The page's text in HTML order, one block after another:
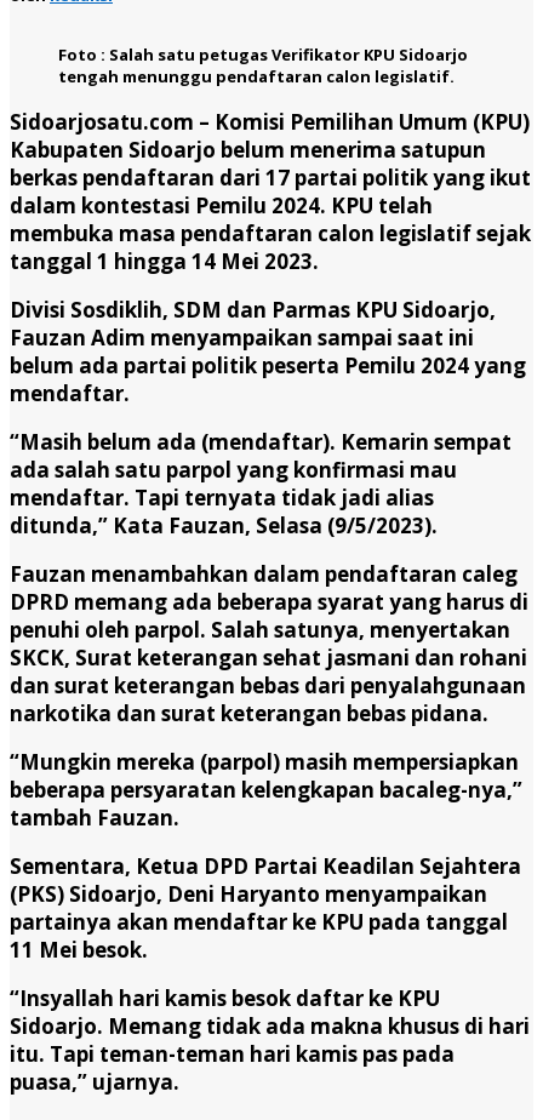
Foto : Salah satu petugas Verifikator KPU Sidoarjo
tengah menunggu pendaftaran calon legislatif.
Sidoarjosatu.com – Komisi Pemilihan Umum (KPU)
Kabupaten Sidoarjo belum menerima satupun
berkas pendaftaran dari 17 partai politik yang ikut
dalam kontestasi Pemilu 2024. KPU telah
membuka masa pendaftaran calon legislatif sejak
tanggal 1 hingga 14 Mei 2023.
Divisi Sosdiklih, SDM dan Parmas KPU Sidoarjo,
Fauzan Adim menyampaikan sampai saat ini
belum ada partai politik peserta Pemilu 2024 yang
mendaftar.
“Masih belum ada (mendaftar). Kemarin sempat
ada salah satu parpol yang konfirmasi mau
mendaftar. Tapi ternyata tidak jadi alias
ditunda,” Kata Fauzan, Selasa (9/5/2023).
Fauzan menambahkan dalam pendaftaran caleg
DPRD memang ada beberapa syarat yang harus di
penuhi oleh parpol. Salah satunya, menyertakan
SKCK, Surat keterangan sehat jasmani dan rohani
dan surat keterangan bebas dari penyalahgunaan
narkotika dan surat keterangan bebas pidana.
“Mungkin mereka (parpol) masih mempersiapkan
beberapa persyaratan kelengkapan bacaleg-nya,”
tambah Fauzan.
Sementara, Ketua DPD Partai Keadilan Sejahtera
(PKS) Sidoarjo, Deni Haryanto menyampaikan
partainya akan mendaftar ke KPU pada tanggal
11 Mei besok.
“Insyallah hari kamis besok daftar ke KPU
Sidoarjo. Memang tidak ada makna khusus di hari
itu. Tapi teman-teman hari kamis pas pada
puasa,” ujarnya.